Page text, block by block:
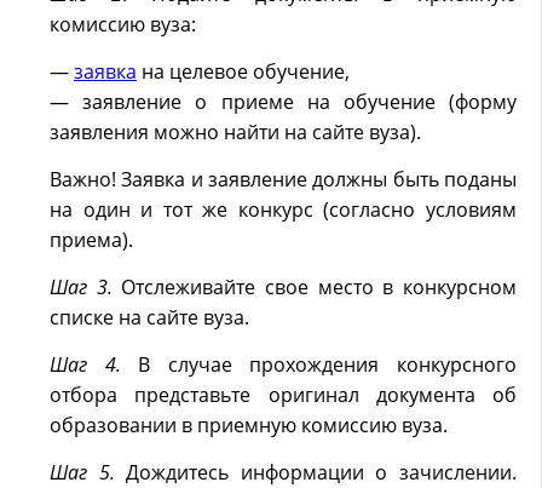
комиссию вуза:
—заявка на целевое обучение,
— заявление о приеме на обучение (форму
заявления можно найти на сайте вуза).
Важно! Заявка и заявление должны быть поданы
на один и тот же конкурс (согласно условиям
приема).
Шаг 3. Отслеживайте свое место в конкурсном
списке на сайте вуза.
Шаг 4. В случае прохождения конкурсного
отбора представьте оригинал документа об
образовании в приемную комиссию вуза.
Шаг 5. Дождитесь информации о зачислении.